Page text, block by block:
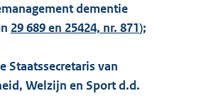
dementie
29 689 en 25424, nr. 871);
Staatssecretaris van
Welzijn en Sport d.d.